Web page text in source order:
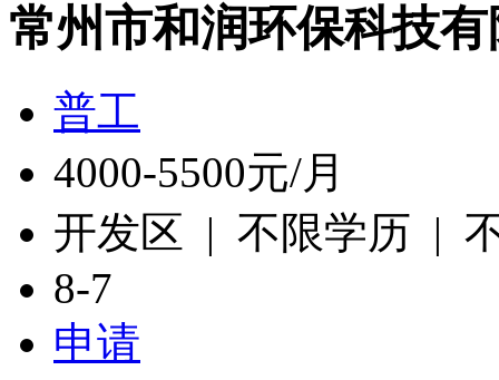
常州市和润环保科技
普工
4000-5500元/月
开发区 | 不限学历 |
8-7
申请